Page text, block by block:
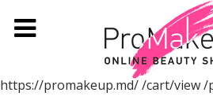
https://promakeup.md//cart/view/